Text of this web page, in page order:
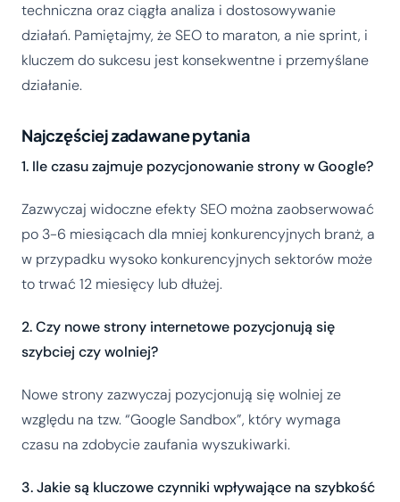
techniczna oraz ciągła analiza i dostosowywanie
działań. Pamiętajmy, że SEO to maraton, a nie sprint, i
kluczem do sukcesu jest konsekwentne i przemyślane
działanie.
Najczęściej zadawane pytania
1. Ile czasu zajmuje pozycjonowanie strony w Google?
Zazwyczaj widoczne efekty SEO można zaobserwować
po 3-6 miesiącach dla mniej konkurencyjnych branż, a
w przypadku wysoko konkurencyjnych sektorów może
to trwać 12 miesięcy lub dłużej.
2. Czy nowe strony internetowe pozycjonują się
szybciej czy wolniej?
Nowe strony zazwyczaj pozycjonują się wolniej ze
względu na tzw. “Google Sandbox”, który wymaga
czasu na zdobycie zaufania wyszukiwarki.
3. Jakie są kluczowe czynniki wpływające na szybkość